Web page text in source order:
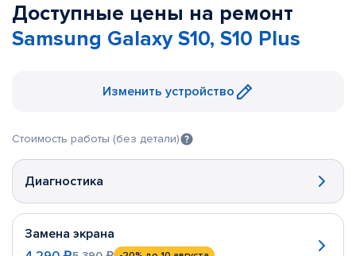
Доступные цены на ремонт
Samsung Galaxy S10, S10 Plus
Изменить устройство
Стоимость работы (без детали)
Диагностика
Замена экрана